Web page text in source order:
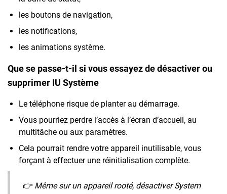
les boutons de navigation,
les notifications,
les animations système.
Que se passe-t-il si vous essayez de désactiver ou
supprimer IU Système
Le téléphone risque de planter au démarrage.
Vous pourriez perdre l’accès à l’écran d’accueil, au
multitâche ou aux paramètres.
Cela pourrait rendre votre appareil inutilisable, vous
forçant à effectuer une réinitialisation complète.
👉 Même sur un appareil rooté, désactiver System